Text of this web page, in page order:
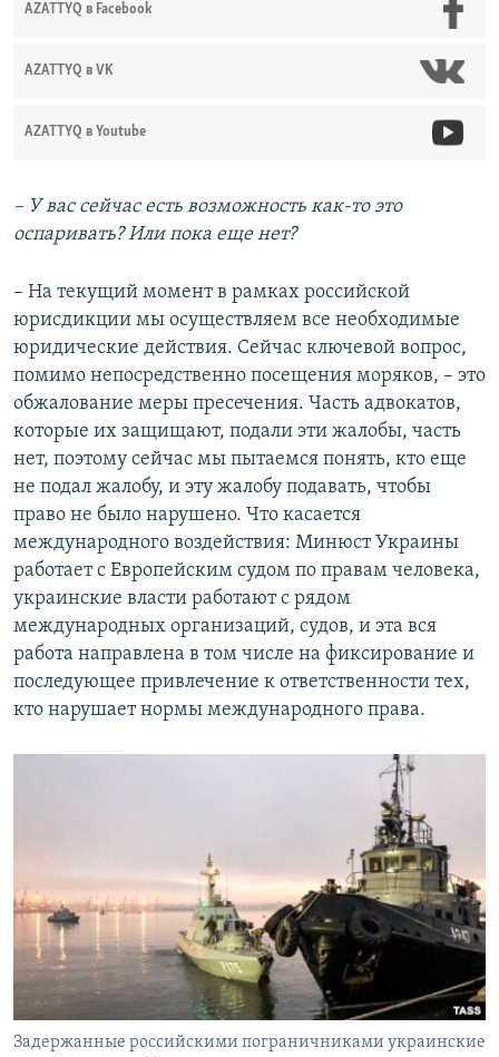
AZATTYQ в Facebook
AZATTYQ в VK
AZATTYQ в Youtube
– У вас сейчас есть возможность как-то это
оспаривать? Или пока еще нет?
– На текущий момент в рамках российской
юрисдикции мы осуществляем все необходимые
юридические действия. Сейчас ключевой вопрос,
помимо непосредственно посещения моряков, – это
обжалование меры пресечения. Часть адвокатов,
которые их защищают, подали эти жалобы, часть
нет, поэтому сейчас мы пытаемся понять, кто еще
не подал жалобу, и эту жалобу подавать, чтобы
право не было нарушено. Что касается
международного воздействия: Минюст Украины
работает с Европейским судом по правам человека,
украинские власти работают с рядом
международных организаций, судов, и эта вся
работа направлена в том числе на фиксирование и
последующее привлечение к ответственности тех,
кто нарушает нормы международного права.
Задержанные российскими пограничниками украинские